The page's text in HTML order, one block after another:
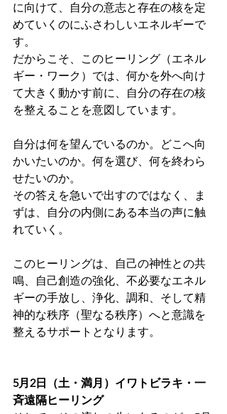
に向けて、自分の意志と存在の核を定
めていくのにふさわしいエネルギーで
す。
だからこそ、このヒーリング（エネル
ギー・ワーク）では、何かを外へ向け
て大きく動かす前に、自分の存在の核
を整えることを意図しています。
自分は何を望んでいるのか。どこへ向
かいたいのか。何を選び、何を終わら
せたいのか。
その答えを急いで出すのではなく、ま
ずは、自分の内側にある本当の声に触
れていく。
このヒーリングは、自己の神性との共
鳴、自己創造の強化、不必要なエネル
ギーの手放し、浄化、調和、そして精
神的な秩序（聖なる秩序）へと意識を
整えるサポートとなります。
5月2日（土・満月）イワトビラキ・一
斉遠隔ヒーリング